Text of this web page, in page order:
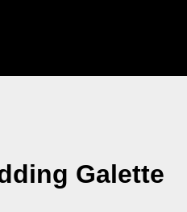
Galette